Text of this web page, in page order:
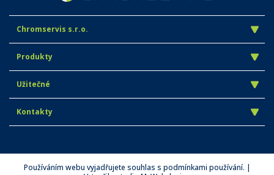
Chromservis s.r.o.
Produkty
Užitečné
Kontakty
Používáním webu vyjadřujete souhlas s podmínkami používání. |